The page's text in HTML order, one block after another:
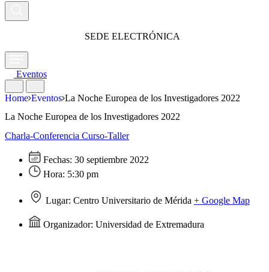
SEDE ELECTRÓNICA
Eventos
Home Eventos La Noche Europea de los Investigadores 2022
La Noche Europea de los Investigadores 2022
Charla-Conferencia Curso-Taller
Fechas: 30 septiembre 2022
Hora: 5:30 pm
Lugar: Centro Universitario de Mérida + Google Map
Organizador: Universidad de Extremadura